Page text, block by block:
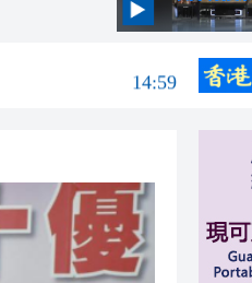
15:01
14:59
14:26
14:22